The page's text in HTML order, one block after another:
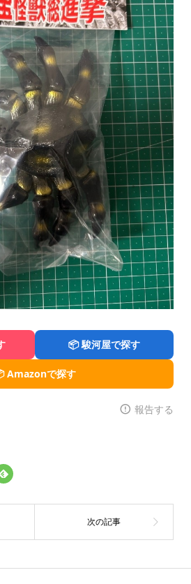
📦 駿河屋で探す
Amazonで探す
報告する